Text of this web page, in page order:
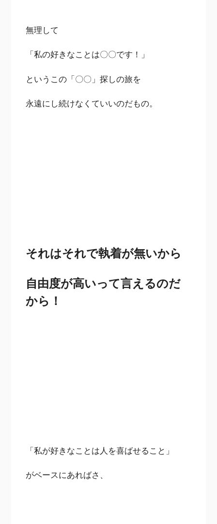
無理して
「私の好きなことは〇〇です！」
というこの「〇〇」探しの旅を
永遠にし続けなくていいのだもの。
それはそれで執着が無いから
自由度が高いって言えるのだ
から！
「私が好きなことは人を喜ばせること」
がベースにあればさ、